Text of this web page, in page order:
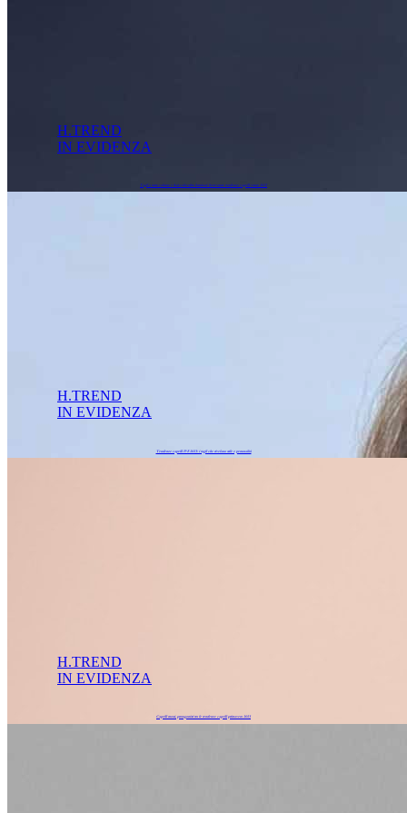
H.TREND
IN EVIDENZA
Tagli a tutto volume e hair color ultra luminosi: benvenute tendenze capelli estate 2023
H.TREND
IN EVIDENZA
Tendenze capelli P/E 2023: i tagli che rivelano stile e personalità
H.TREND
IN EVIDENZA
Capelli mossi, protagonisti tra le tendenze capelli primavera 2023